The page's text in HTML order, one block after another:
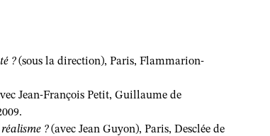
?(sous la direction), Paris, Flammarion-
Jean-François Petit, Guillaume de
?(avec Jean Guyon), Paris, Desclée de